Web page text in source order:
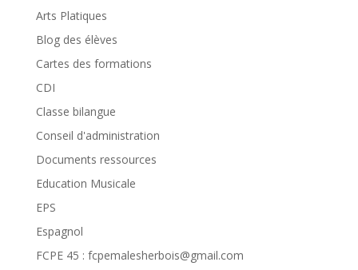
Arts Platiques
Blog des élèves
Cartes des formations
CDI
Classe bilangue
Conseil d'administration
Documents ressources
Education Musicale
EPS
Espagnol
FCPE 45 : fcpemalesherbois@gmail.com